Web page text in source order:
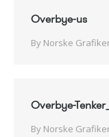
Overbye-us
By Norske
Overbye-
By Norske